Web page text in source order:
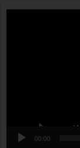
00:00